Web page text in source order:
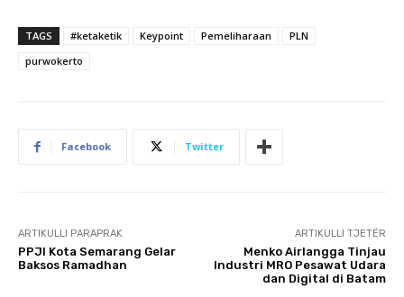
TAGS #ketaketik Keypoint Pemeliharaan
PLN
purwokerto
Facebook Twitter
ARTIKULLI PARAPRAK
PPJI Kota Semarang Gelar
Baksos Ramadhan
ARTIKULLI TJETËR
Menko Airlangga Tinjau
Industri MRO Pesawat Udara
dan Digital di Batam